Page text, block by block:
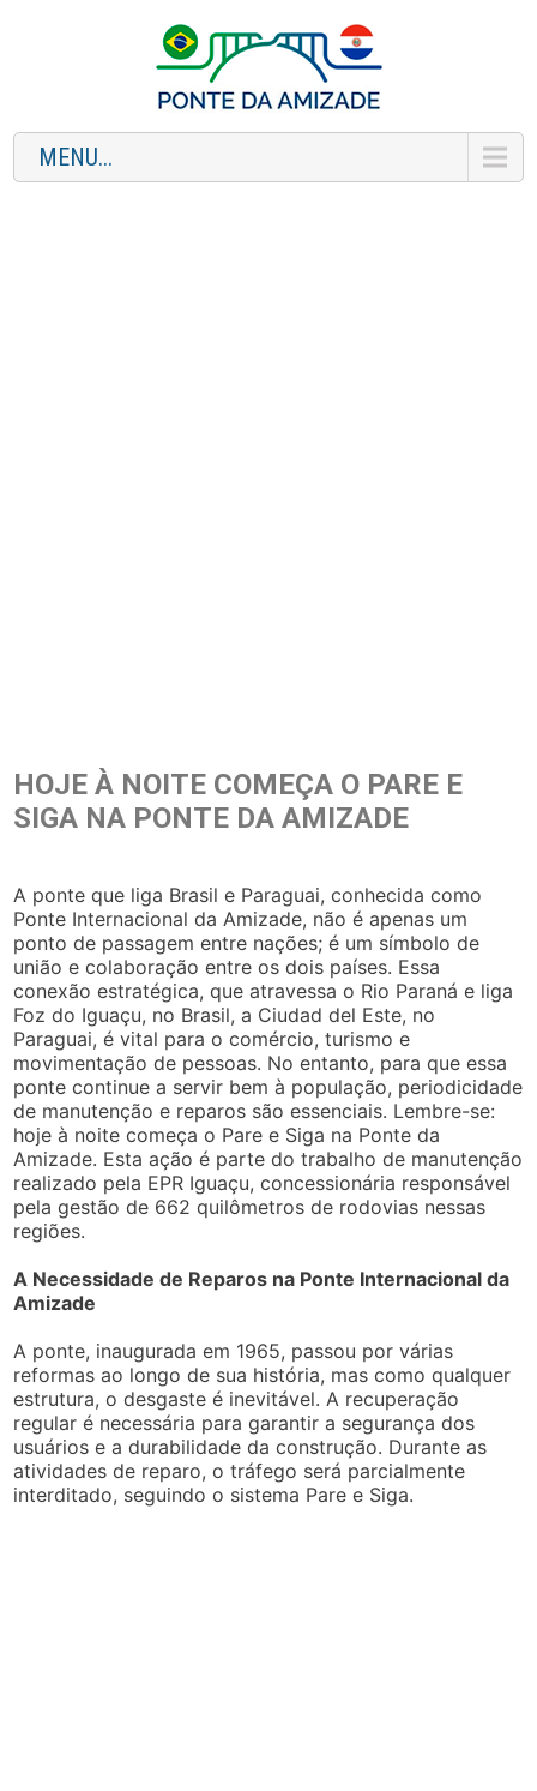
MENU...
HOJE À NOITE COMEÇA O PARE E
SIGA NA PONTE DA AMIZADE
A ponte que liga Brasil e Paraguai, conhecida como
Ponte Internacional da Amizade, não é apenas um
ponto de passagem entre nações; é um símbolo de
união e colaboração entre os dois países. Essa
conexão estratégica, que atravessa o Rio Paraná e liga
Foz do Iguaçu, no Brasil, a Ciudad del Este, no
Paraguai, é vital para o comércio, turismo e
movimentação de pessoas. No entanto, para que essa
ponte continue a servir bem à população, periodicidade
de manutenção e reparos são essenciais. Lembre-se:
hoje à noite começa o Pare e Siga na Ponte da
Amizade. Esta ação é parte do trabalho de manutenção
realizado pela EPR Iguaçu, concessionária responsável
pela gestão de 662 quilômetros de rodovias nessas
regiões.
A Necessidade de Reparos na Ponte Internacional da
Amizade
A ponte, inaugurada em 1965, passou por várias
reformas ao longo de sua história, mas como qualquer
estrutura, o desgaste é inevitável. A recuperação
regular é necessária para garantir a segurança dos
usuários e a durabilidade da construção. Durante as
atividades de reparo, o tráfego será parcialmente
interditado, seguindo o sistema Pare e Siga.